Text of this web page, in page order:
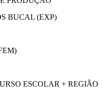
BUCAL (EXP)
ESCOLAR + REGIÃO